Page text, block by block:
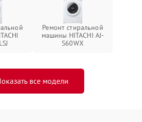
Ремонт стиральной
машины HITACHI AJ-
S60WX
все модели